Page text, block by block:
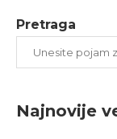
Pretraga
Najnovije